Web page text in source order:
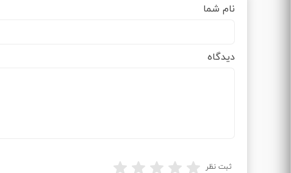
نام شما
ثبت نظر
دیدگاه